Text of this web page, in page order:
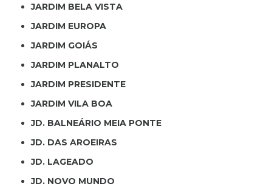
JARDIM BELA VISTA
JARDIM EUROPA
JARDIM GOIÁS
JARDIM PLANALTO
JARDIM PRESIDENTE
JARDIM VILA BOA
JD. BALNEÁRIO MEIA PONTE
JD. DAS AROEIRAS
JD. LAGEADO
JD. NOVO MUNDO